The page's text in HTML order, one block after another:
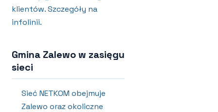
klientów. Szczegóły na
infolinii.
Gmina Zalewo w zasięgu
sieci
Sieć NETKOM obejmuje
Zalewo oraz okoliczne